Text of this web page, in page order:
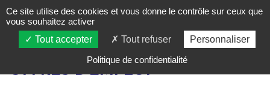
OFFRES D'EMPLOI
Ce site utilise des cookies et vous donne le contrôle sur ceux que
vous souhaitez activer
Tout accepter
Tout refuser
Personnaliser
Politique de confidentialité